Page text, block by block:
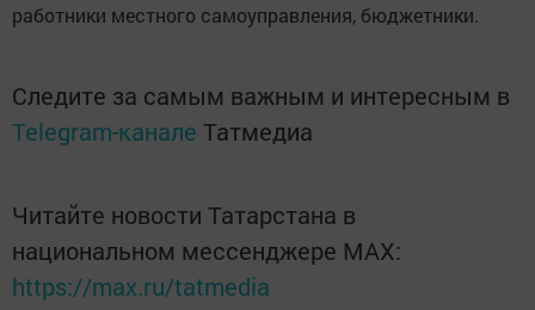
работники местного самоуправления, бюджетники.
Следите за самым важным и интересным в
Telegram-канале Татмедиа
Читайте новости Татарстана в
национальном мессенджере MАХ:
https://max.ru/tatmedia